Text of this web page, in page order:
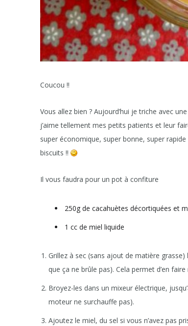
Coucou !!
Vous allez bien ? Aujourd’hui je triche avec
j’aime tellement mes petits patients et leur
super économique, super bonne, super rapide
biscuits !!
Il vous faudra pour un pot à confiture
250g de cacahuètes décortiquées et
1 cc de miel liquide
Grillez à sec (sans ajout de matière
que ça ne brûle pas). Cela permet d’en
Broyez-les dans un mixeur électrique,
moteur ne surchauffe pas).
Ajoutez le miel, du sel si vous n’avez pas